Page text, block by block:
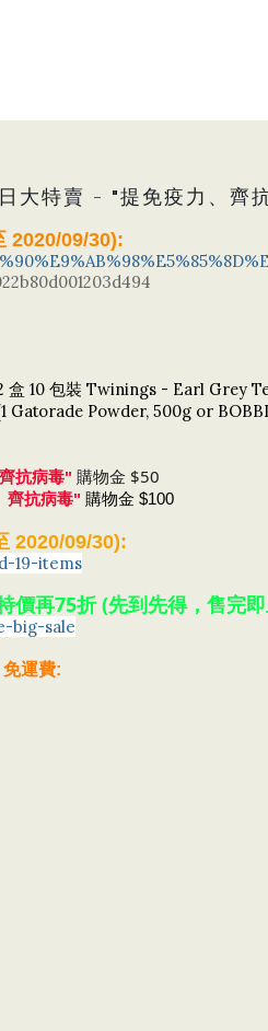
大特賣 - "提免疫力、
2020/09/30):
盒 10 包裝 Twinings - Earl Grey
Gatorade Powder, 500g or
抗病毒" 購物金 $50
齊抗病毒" 購物金 $100
2020/09/30):
19-items
價再75折 (先到先得，售完
big-sale
免運費: